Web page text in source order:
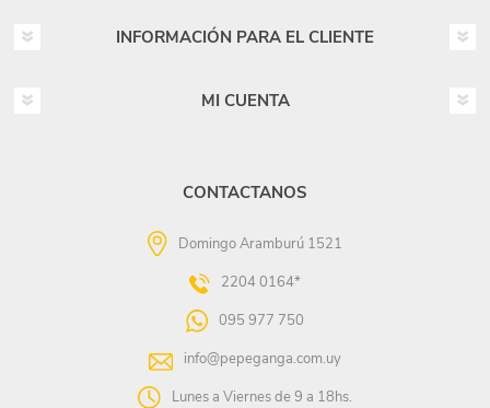
INFORMACIÓN PARA EL CLIENTE
MI CUENTA
CONTACTANOS
Domingo Aramburú 1521
2204 0164*
095 977 750
info@pepeganga.com.uy
Lunes a Viernes de 9 a 18hs.